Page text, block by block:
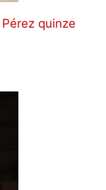
quinze